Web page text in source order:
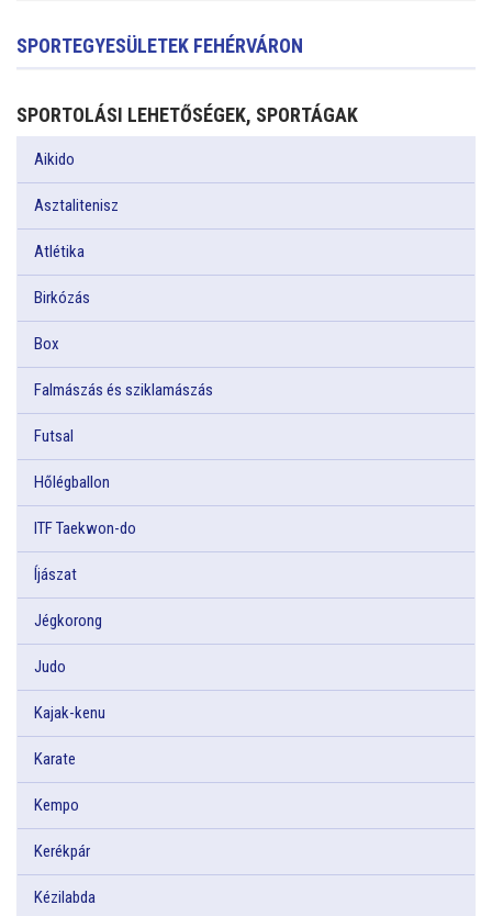
SPORTEGYESÜLETEK FEHÉRVÁRON
SPORTOLÁSI LEHETŐSÉGEK, SPORTÁGAK
Aikido
Asztalitenisz
Atlétika
Birkózás
Box
Falmászás és sziklamászás
Futsal
Hőlégballon
ITF Taekwon-do
Íjászat
Jégkorong
Judo
Kajak-kenu
Karate
Kempo
Kerékpár
Kézilabda